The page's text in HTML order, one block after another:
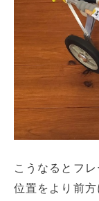
こうなるとフ
位置をより前方